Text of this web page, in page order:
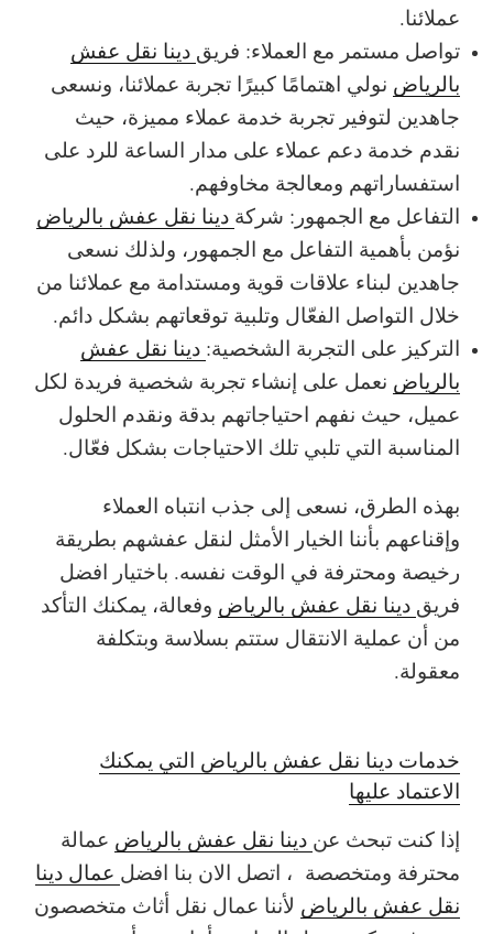
عملائنا.
تواصل مستمر مع العملاء: فريق دينا نقل عفش
بالرياض نولي اهتمامًا كبيرًا تجربة عملائنا، ونسعى
جاهدين لتوفير تجربة خدمة عملاء مميزة، حيث
نقدم خدمة دعم عملاء على مدار الساعة للرد على
استفساراتهم ومعالجة مخاوفهم.
التفاعل مع الجمهور: شركة دينا نقل عفش بالرياض
نؤمن بأهمية التفاعل مع الجمهور، ولذلك نسعى
جاهدين لبناء علاقات قوية ومستدامة مع عملائنا من
خلال التواصل الفعّال وتلبية توقعاتهم بشكل دائم.
التركيز على التجربة الشخصية: دينا نقل عفش
بالرياض نعمل على إنشاء تجربة شخصية فريدة لكل
عميل، حيث نفهم احتياجاتهم بدقة ونقدم الحلول
المناسبة التي تلبي تلك الاحتياجات بشكل فعّال.
بهذه الطرق، نسعى إلى جذب انتباه العملاء
وإقناعهم بأننا الخيار الأمثل لنقل عفشهم بطريقة
رخيصة ومحترفة في الوقت نفسه. باختيار افضل
فريق دينا نقل عفش بالرياض وفعالة، يمكنك التأكد
من أن عملية الانتقال ستتم بسلاسة وبتكلفة
معقولة.
خدمات دينا نقل عفش بالرياض التي يمكنك
الاعتماد عليها
إذا كنت تبحث عن دينا نقل عفش بالرياض عمالة
محترفة ومتخصصة ، اتصل الان بنا افضل عمال دينا
نقل عفش بالرياض لأننا عمال نقل أثاث متخصصون